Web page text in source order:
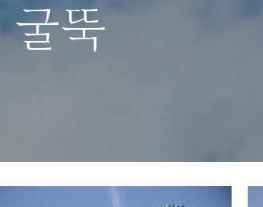
굴뚝
방파제
는 매화